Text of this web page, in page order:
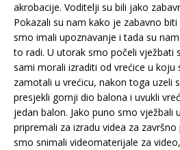
akrobacije. Voditelji su bili jako
Pokazali su nam kako je zabavno
smo imali upoznavanje i tada su
to radi. U utorak smo počeli vježbati
sami morali izraditi od vrećice u koju
zamotali u vrećicu, nakon toga uzeli
presjekli gornji dio balona i uvukli
jedan balon. Jako puno smo vježbali
pripremali za izradu videa za
smo snimali videomaterijale za